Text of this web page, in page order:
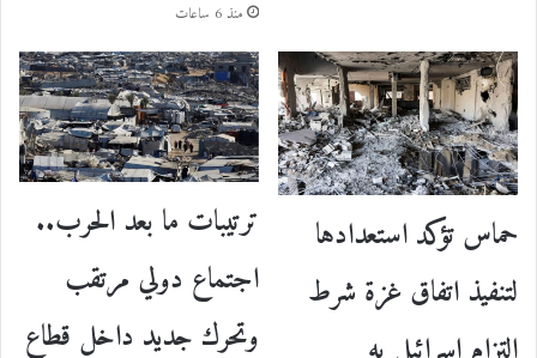
منذ 6 ساعات
حماس تؤكد استعدادها
لتنفيذ اتفاق غزة شرط
ترتيبات ما بعد الحرب..
اجتماع دولي مرتقب
وتحرك جديد داخل قطاع